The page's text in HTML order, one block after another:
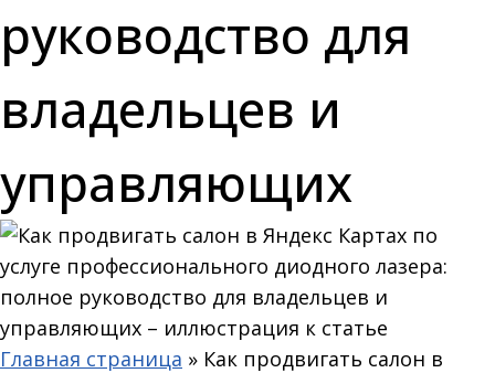
руководство для
владельцев и
управляющих
Главная страница » Как продвигать салон в